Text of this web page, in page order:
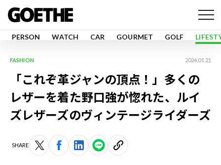
PERSON WATCH CAR GOURMET GOLF
FASHION 2024.01.21
「これぞ革ジャンの頂点！」多くの
レザーを着た野口強が惚れた、ルイ
ズレザーズのヴィンテージライダーズ
SHARE